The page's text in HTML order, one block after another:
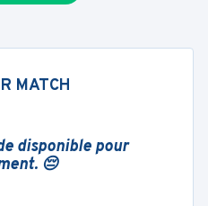
MATCH
disponible pour
😔